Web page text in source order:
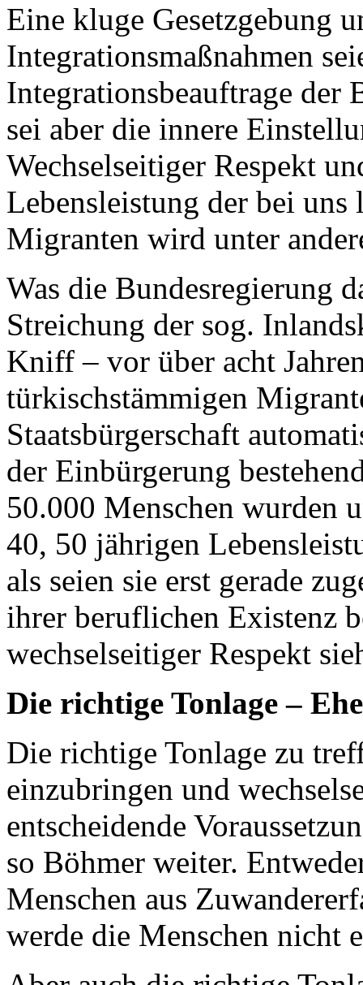
Eine kluge Gesetzgebung
Integrationsmaßnahmen
Integrationsbeauftrage der
sei aber die innere
Wechselseitiger Respekt
Lebensleistung der bei
Migranten wird unter
Was die Bundesregierung
Streichung der sog.
Kniff – vor über acht
türkischstämmigen
Staatsbürgerschaft
der Einbürgerung
50.000 Menschen wurden
40, 50 jährigen
als seien sie erst gerade
ihrer beruflichen Existenz
wechselseitiger Respekt
Die richtige Tonlage –
Die richtige Tonlage zu
einzubringen und
entscheidende
so Böhmer weiter.
Menschen aus
werde die Menschen nicht